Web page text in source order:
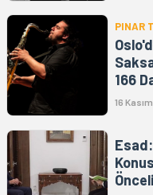
PINAR
166
16